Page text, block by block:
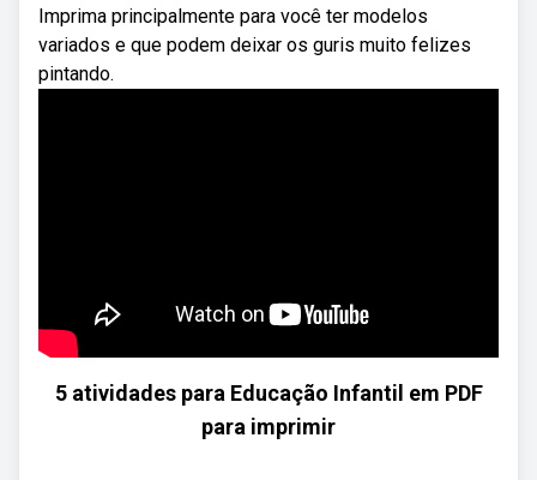
Imprima principalmente para você ter modelos
variados e que podem deixar os guris muito felizes
pintando.
5 atividades para Educação Infantil em PDF
para imprimir